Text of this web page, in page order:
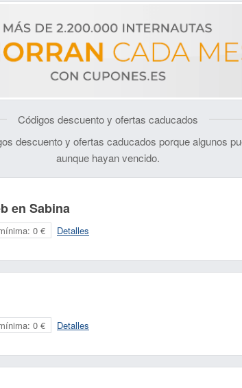
Códigos descuento y ofertas caducados
descuento y ofertas caducados porque algunos
aunque hayan vencido.
en Sabina
0 € Detalles
0 € Detalles